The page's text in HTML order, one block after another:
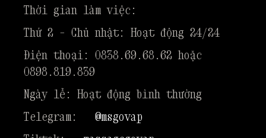
Thời gian làm việc:
Thứ 2 – Chủ nhật: Hoạt động 24/24
Điện thoại: 0838.69.68.62 hoặc
0898.819.839
Ngày lễ: Hoạt động bình thường
Telegram:@msgovap